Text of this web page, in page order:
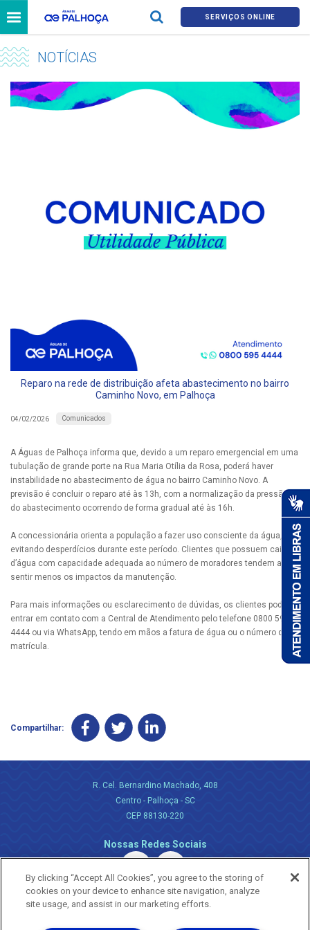
SERVIÇOS ONLINE
NOTÍCIAS
Reparo na rede de distribuição afeta abastecimento no bairro
Caminho Novo, em Palhoça
04/02/2026 Comunicados
A Águas de Palhoça informa que, devido a um reparo emergencial em uma
tubulação de grande porte na Rua Maria Otília da Rosa, poderá haver
instabilidade no abastecimento de água no bairro Caminho Novo. A
previsão é concluir o reparo até às 13h, com a normalização da pressão e
do abastecimento ocorrendo de forma gradual até às 16h.
A concessionária orienta a população a fazer uso consciente da água,
evitando desperdícios durante este período. Clientes que possuem caixas
d’água com capacidade adequada ao número de moradores tendem a
sentir menos os impactos da manutenção.
Para mais informações ou esclarecimento de dúvidas, os clientes podem
entrar em contato com a Central de Atendimento pelo telefone 0800 595
4444 ou via WhatsApp, tendo em mãos a fatura de água ou o número da
matrícula.
Compartilhar:
R. Cel. Bernardino Machado, 408
Centro - Palhoça - SC
CEP 88130-220
Nossas Redes Sociais
By clicking “Accept All Cookies”, you agree to the storing of
cookies on your device to enhance site navigation, analyze
site usage, and assist in our marketing efforts.